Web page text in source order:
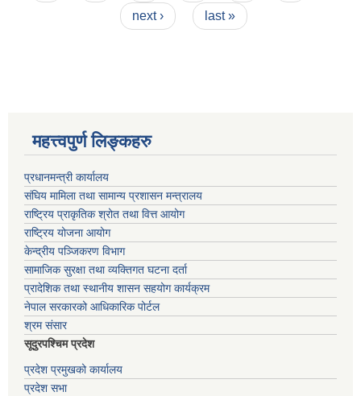
next ›
last »
महत्त्वपुर्ण लिङ्कहरु
प्रधानमन्त्री कार्यालय
संघिय मामिला तथा सामान्य प्रशासन मन्त्रालय
राष्ट्रिय प्राकृतिक श्रोत तथा वित्त आयोग
राष्ट्रिय योजना आयोग
केन्द्रीय पञ्जिकरण विभाग
सामाजिक सुरक्षा तथा व्यक्तिगत घटना दर्ता
प्रादेशिक तथा स्थानीय शासन सहयोग कार्यक्रम
नेपाल सरकारको आधिकारिक पोर्टल
श्रम संसार
सूदुरपश्चिम प्रदेश
प्रदेश प्रमुखको कार्यालय
प्रदेश सभा